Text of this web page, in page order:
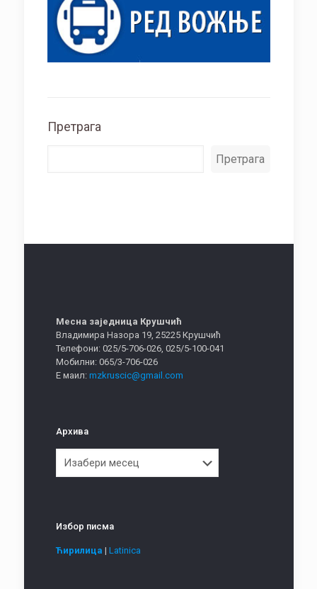
Претрага
Претрага
Месна заједница Крушчић
Владимира Назора 19, 25225 Крушчић
Телефони: 025/5-706-026, 025/5-100-041
Мобилни: 065/3-706-026
Е маил: mzkruscic@gmail.com
Архива
Избор писма
Ћирилица | Latinica